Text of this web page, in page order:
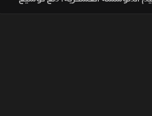
الجبهات الحدودية والمحافظات